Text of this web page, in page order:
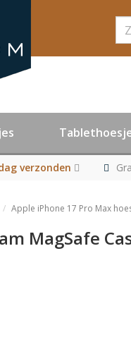
verzonden
Apple iPhone 17 Pro Max
MagSafe